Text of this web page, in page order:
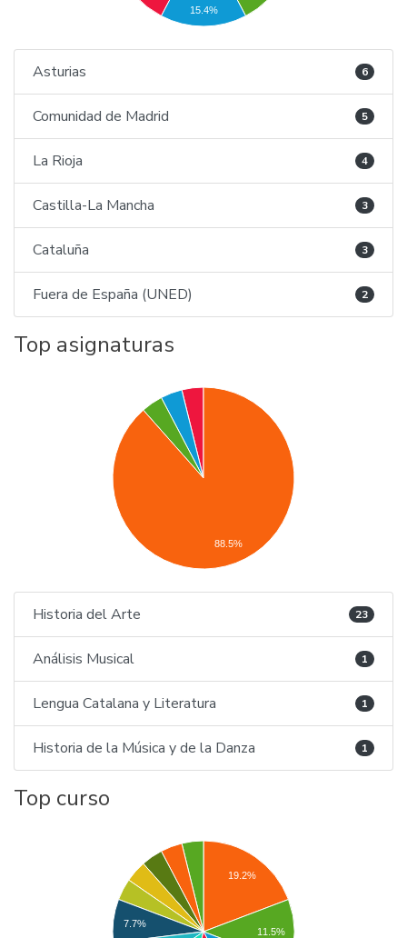
15.4%
Asturias 6
Comunidad de Madrid 5
La Rioja 4
Castilla-La Mancha 3
Cataluña 3
Fuera de España (UNED) 2
Top asignaturas
88.5%
Historia del Arte 23
Análisis Musical 1
Lengua Catalana y Literatura 1
Historia de la Música y de la Danza 1
Top curso
19.2%
11.5%
7.7%